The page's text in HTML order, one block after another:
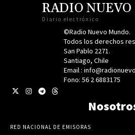
RADIO
Diario electrónico
©Radio Nuevo Mundo.
Todos los derechos
San Pablo 2271.
Santiago, Chile
Email :
Fono: 56 2 6883175
RED NACIONAL DE EMISORAS